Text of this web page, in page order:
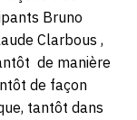
Bruno
Clarbous ,
de manière
de façon
tantôt dans